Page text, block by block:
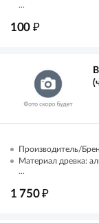
...
100 ₽
Производитель/
Материал древка:
...
1 750₽